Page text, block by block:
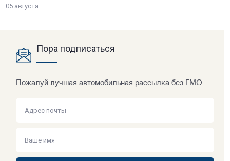
05 августа
Пора подписаться
Пожалуй лучшая автомобильная рассылка без ГМО